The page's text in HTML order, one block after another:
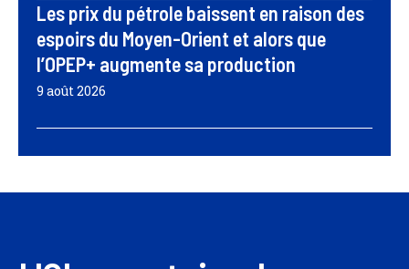
Les prix du pétrole baissent en raison des
espoirs du Moyen-Orient et alors que
l’OPEP+ augmente sa production
9 août 2026